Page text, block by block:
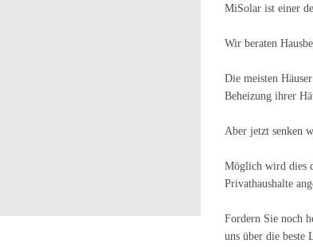
MiSolar ist einer
Wir beraten
Die meisten
Beheizung ihrer
Aber jetzt senken
Möglich wird dies
Privathaushalte
Fordern Sie noch
uns über die beste